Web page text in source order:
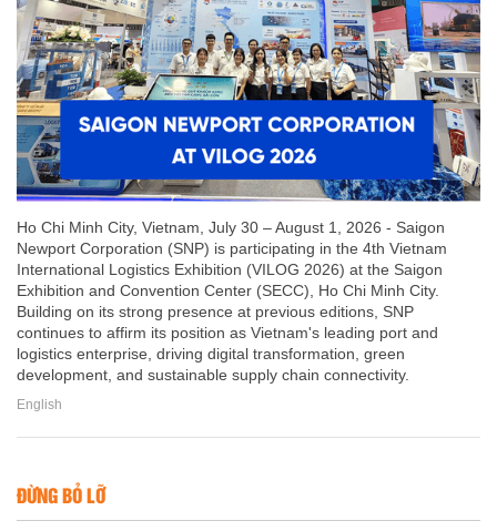
Ho Chi Minh City, Vietnam, July 30 – August 1, 2026 - Saigon
Newport Corporation (SNP) is participating in the 4th Vietnam
International Logistics Exhibition (VILOG 2026) at the Saigon
Exhibition and Convention Center (SECC), Ho Chi Minh City.
Building on its strong presence at previous editions, SNP
continues to affirm its position as Vietnam's leading port and
logistics enterprise, driving digital transformation, green
development, and sustainable supply chain connectivity.
English
ĐỪNG BỎ LỠ